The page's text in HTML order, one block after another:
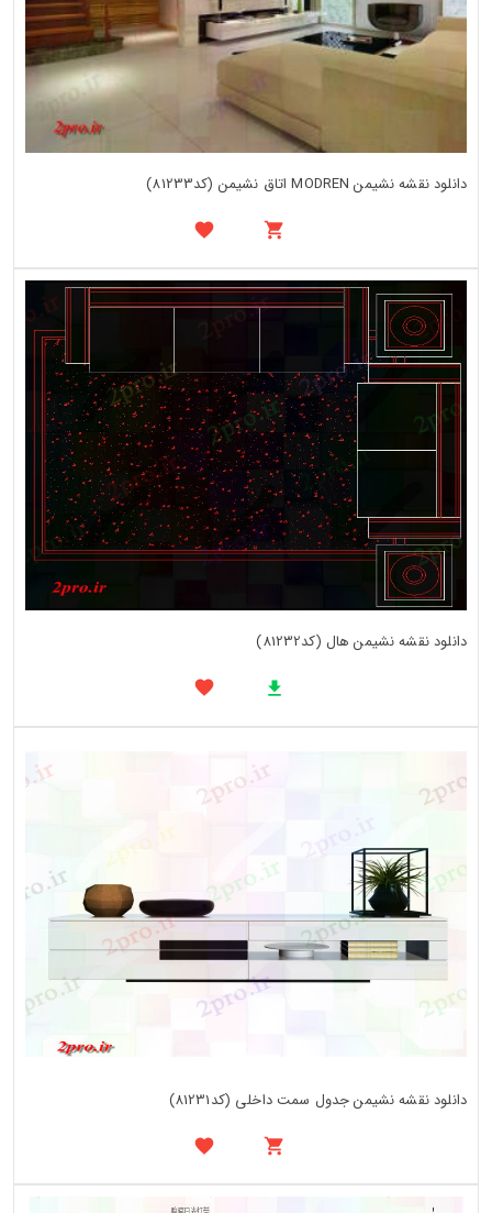
دانلود نقشه نشیمن MODREN اتاق نشیمن (کد81233)
دانلود نقشه نشیمن هال (کد81232)
دانلود نقشه نشیمن جدول سمت داخلی (کد81231)